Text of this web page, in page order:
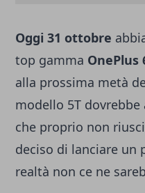
Oggi 31 ottobre
top gamma OnePlus
alla prossima metà
modello 5T
che proprio non
deciso di lanciare un
realtà non ce ne